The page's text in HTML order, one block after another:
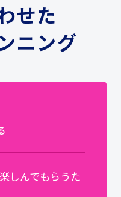
せた
ニング
しんでもらうた